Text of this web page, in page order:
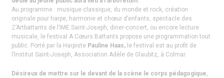
Au programme : musique classique, du monde et rock, création
originale pour harpe, harmonie et chœur d’enfants, spectacle des
Z’Artbattants de l’IME Saint-Joseph, diner-concert, ou encore lecture
musicale, le festival A Cœurs Battants propose une programmation tout
public. Porté par la Harpiste Pauline Haas, le festival est au profit de
l’Institut Saint-Joseph, Association Adèle de Glaubitz, à Colmar.
Désireux de mettre sur le devant de la scène le corps pédagogique,